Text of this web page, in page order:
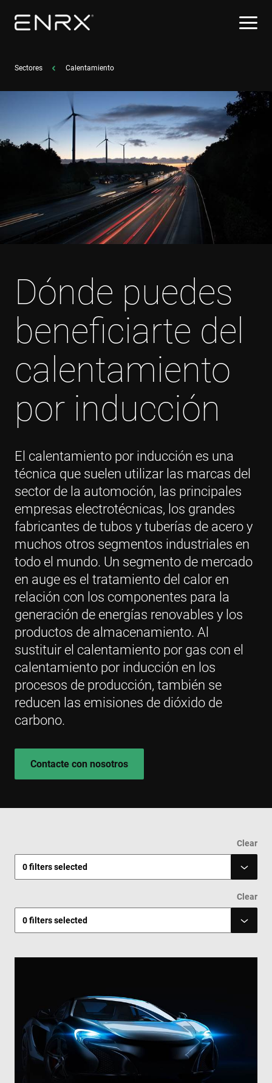
Sectores Calentamiento
Dónde puedes
beneficiarte del
calentamiento
por inducción
El calentamiento por inducción es una
técnica que suelen utilizar las marcas del
sector de la automoción, las principales
empresas electrotécnicas, los grandes
fabricantes de tubos y tuberías de acero y
muchos otros segmentos industriales en
todo el mundo. Un segmento de mercado
en auge es el tratamiento del calor en
relación con los componentes para la
generación de energías renovables y los
productos de almacenamiento. Al
sustituir el calentamiento por gas con el
calentamiento por inducción en los
procesos de producción, también se
reducen las emisiones de dióxido de
carbono.
Contacte con nosotros
Clear
0filters selected
Clear
0filters selected